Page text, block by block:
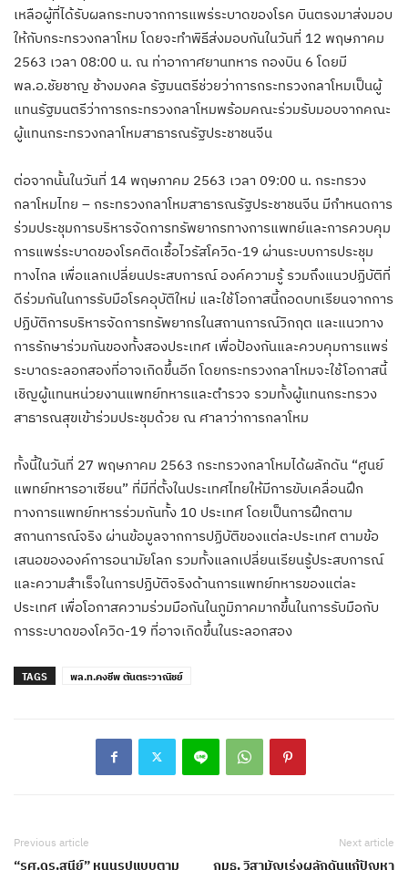
เหลือผู้ที่ได้รับผลกระทบจากการแพร่ระบาดของโรค บินตรงมาส่งมอบ
ให้กับกระทรวงกลาโหม โดยจะทำพิธีส่งมอบกันในวันที่ 12 พฤษภาคม
2563 เวลา 08:00 น. ณ ท่าอากาศยานทหาร กองบิน 6 โดยมี
พล.อ.ชัยชาญ ช้างมงคล รัฐมนตรีช่วยว่าการกระทรวงกลาโหมเป็นผู้
แทนรัฐมนตรีว่าการกระทรวงกลาโหมพร้อมคณะร่วมรับมอบจากคณะ
ผู้แทนกระทรวงกลาโหมสาธารณรัฐประชาชนจีน
ต่อจากนั้นในวันที่ 14 พฤษภาคม 2563 เวลา 09:00 น. กระทรวง
กลาโหมไทย – กระทรวงกลาโหมสาธารณรัฐประชาชนจีน มีกำหนดการ
ร่วมประชุมการบริหารจัดการทรัพยากรทางการแพทย์และการควบคุม
การแพร่ระบาดของโรคติดเชื้อไวรัสโควิด-19 ผ่านระบบการประชุม
ทางไกล เพื่อแลกเปลี่ยนประสบการณ์ องค์ความรู้ รวมถึงแนวปฏิบัติที่
ดีร่วมกันในการรับมือโรคอุบัติใหม่ และใช้โอกาสนี้ถอดบทเรียนจากการ
ปฏิบัติการบริหารจัดการทรัพยากรในสถานการณ์วิกฤต และแนวทาง
การรักษาร่วมกันของทั้งสองประเทศ เพื่อป้องกันและควบคุมการแพร่
ระบาดระลอกสองที่อาจเกิดขึ้นอีก โดยกระทรวงกลาโหมจะใช้โอกาสนี้
เชิญผู้แทนหน่วยงานแพทย์ทหารและตำรวจ รวมทั้งผู้แทนกระทรวง
สาธารณสุขเข้าร่วมประชุมด้วย ณ ศาลาว่าการกลาโหม
ทั้งนี้ในวันที่ 27 พฤษภาคม 2563 กระทรวงกลาโหมได้ผลักดัน “ศูนย์
แพทย์ทหารอาเซียน” ที่มีที่ตั้งในประเทศไทยให้มีการขับเคลื่อนฝึก
ทางการแพทย์ทหารร่วมกันทั้ง 10 ประเทศ โดยเป็นการฝึกตาม
สถานการณ์จริง ผ่านข้อมูลจากการปฏิบัติของแต่ละประเทศ ตามข้อ
เสนอขององค์การอนามัยโลก รวมทั้งแลกเปลี่ยนเรียนรู้ประสบการณ์
และความสำเร็จในการปฏิบัติจริงด้านการแพทย์ทหารของแต่ละ
ประเทศ เพื่อโอกาสความร่วมมือกันในภูมิภาคมากขึ้นในการรับมือกับ
การระบาดของโควิด-19 ที่อาจเกิดขึ้นในระลอกสอง
TAGS พล.ท.คงชีพ ตันตระวาณิชย์
Previous article
“รศ.ดร.สุนีย์” หนุนรูปแบบตาม
Next article
กมธ. วิสามัญเร่งผลักดันแก้ปัญหา